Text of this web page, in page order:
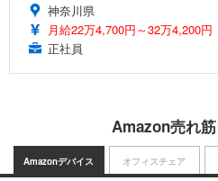
神奈川県
月給22万4,700円～32万4,200円
正社員
Amazon売れ
Amazonデバイス オフィスチェア